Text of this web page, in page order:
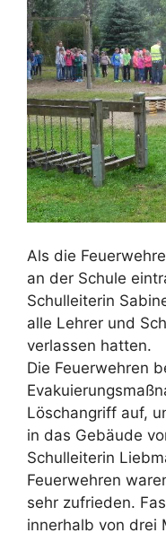
Als die
an der Schule
Schulleiterin
alle Lehrer und
verlassen hatten.
Die Feuerwehren
Löschangriff auf,
in das Gebäude
Schulleiterin
Feuerwehren
sehr zufrieden.
innerhalb von drei